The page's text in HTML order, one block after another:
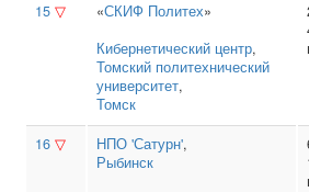
15 ▽ «СКИФ Политех»
Кибернетический центр,
Томский политехнический
университет,
Томск
16 ▽ НПО 'Сатурн',
Рыбинск